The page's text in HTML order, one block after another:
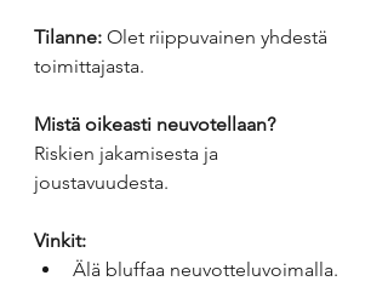
Tilanne: Olet riippuvainen yhdestä
toimittajasta.
Mistä oikeasti neuvotellaan?
Riskien jakamisesta ja
joustavuudesta.
Vinkit:
Älä bluffaa neuvotteluvoimalla.